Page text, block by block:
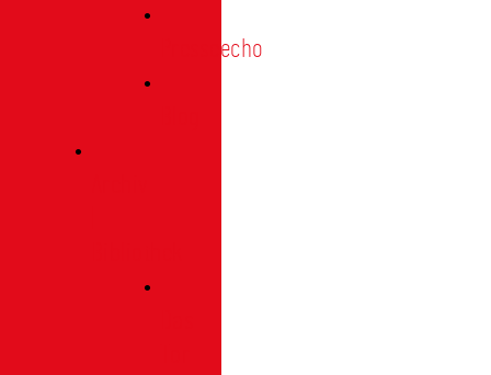
Presseecho